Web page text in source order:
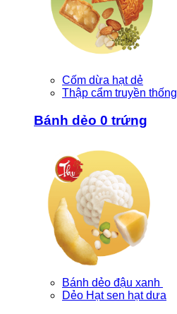
Cốm dừa hạt dẻ
Thập cẩm truyền thống
Bánh dẻo 0 trứng
Bánh dẻo đậu xanh
Dẻo Hạt sen hạt dưa